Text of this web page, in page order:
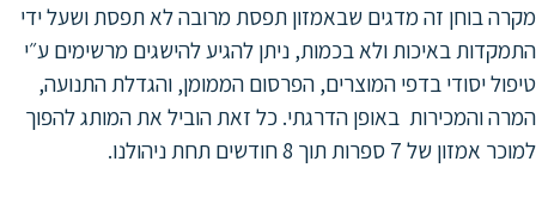
זה מדגים שבאמזון תפסת מרובה לא תפסת ושעל ידי
באיכות ולא בכמות, ניתן להגיע להישגים מרשימים ע״י
יסודי בדפי המוצרים, הפרסום הממומן, והגדלת התנועה,
באופן הדרגתי. כל זאת הוביל את המותג להפוך
תוך 8 חודשים תחת ניהולנו.